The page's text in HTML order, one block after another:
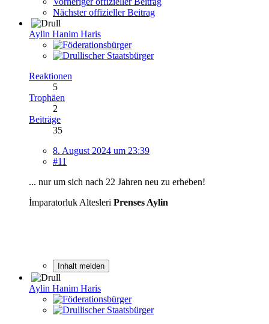
Nächster offizieller Beitrag
Aylin Hanim Haris
Reaktionen
5
Trophäen
2
Beiträge
35
8. August 2024 um 23:39
#11
... nur um sich nach 22 Jahren neu zu erheben!
İmparatorluk Altesleri Prenses Aylin
Inhalt melden
Aylin Hanim Haris